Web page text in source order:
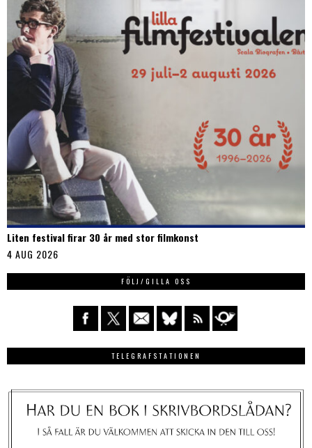
Liten festival firar 30 år med stor filmkonst
4 AUG 2026
FÖLJ/GILLA OSS
TELEGRAFSTATIONEN